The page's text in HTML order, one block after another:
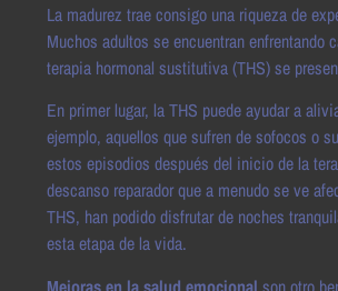
La madurez trae consigo una riqueza de
Muchos adultos se encuentran
terapia hormonal sustitutiva (THS) se
En primer lugar, la THS puede ayudar a
ejemplo, aquellos que sufren de sofocos o
estos episodios después del inicio de la
descanso reparador que a menudo se ve
THS, han podido disfrutar de noches
esta etapa de la vida.